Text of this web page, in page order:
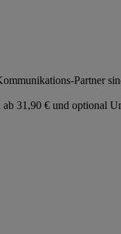
Partner
31,90 € und optional